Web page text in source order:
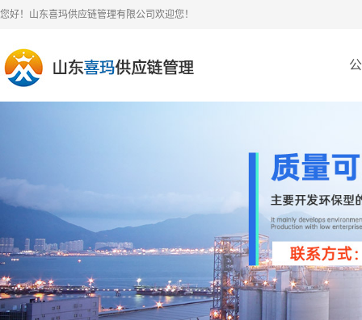
您好！山东喜玛供应链管理有限公司欢迎您！